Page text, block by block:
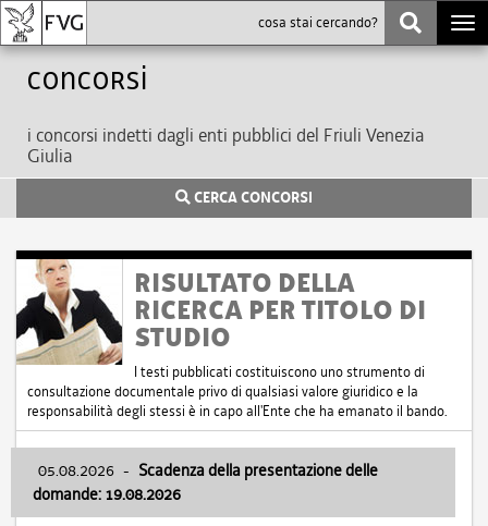
Concorsi
i concorsi indetti dagli enti pubblici del Friuli Venezia
Giulia
CERCA CONCORSI
RISULTATO DELLA
RICERCA PER TITOLO DI
STUDIO
I testi pubblicati costituiscono uno strumento di
consultazione documentale privo di qualsiasi valore giuridico e la
responsabilità degli stessi è in capo all'Ente che ha emanato il bando.
05.08.2026 - Scadenza della presentazione delle
domande: 19.08.2026